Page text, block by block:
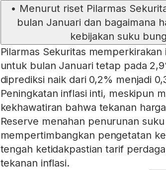
• Menurut riset Pilarmas
bulan Januari dan bagaimana
kebijakan suku
Pilarmas Sekuritas
untuk bulan Januari tetap pada
diprediksi naik dari 0,2% menjadi
Peningkatan inflasi inti, meskipun
kekhawatiran bahwa tekanan
Reserve menahan penurunan
mempertimbangkan pengetatan
tengah ketidakpastian tarif
tekanan inflasi.